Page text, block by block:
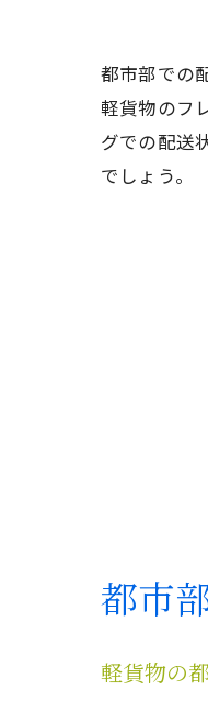
都市部での
軽貨物のフ
グでの配送
でしょう。
都市
軽貨物の